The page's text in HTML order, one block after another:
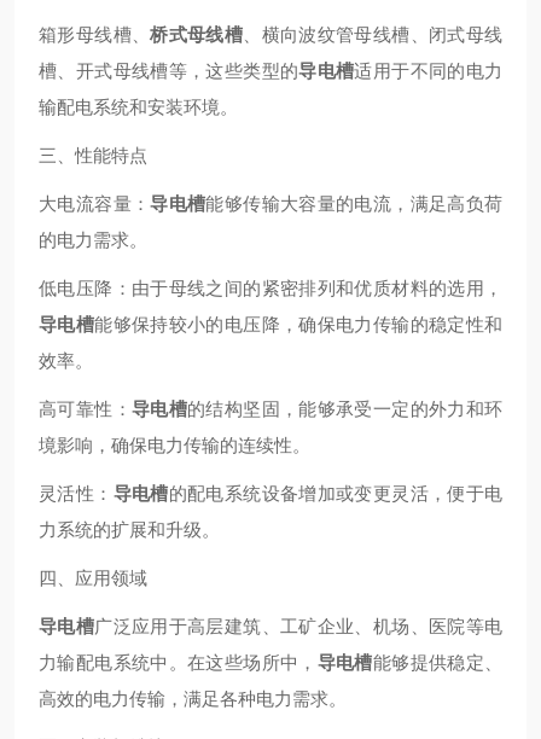
箱形母线槽、桥式母线槽 、横向波纹管母线槽、闭式母线
槽、开式母线槽等，这些类型的导电槽适用于不同的电力
输配电系统和安装环境。
三、性能特点
大电流容量：导电槽能够传输大容量的电流，满足高负荷
的电力需求。
低电压降：由于母线之间的紧密排列和优质材料的选用，
导电槽能够保持较小的电压降，确保电力传输的稳定性和
效率。
高可靠性： 导电槽的结构坚固，能够承受一定的外力和环
境影响，确保电力传输的连续性。
灵活性： 导电槽的配电系统设备增加或变更灵活，便于电
力系统的扩展和升级。
四、应用领域
导电槽广泛应用于高层建筑、工矿企业、机场、医院等电
力输配电系统中。在这些场所中， 导电槽能够提供稳定、
高效的电力传输，满足各种电力需求。